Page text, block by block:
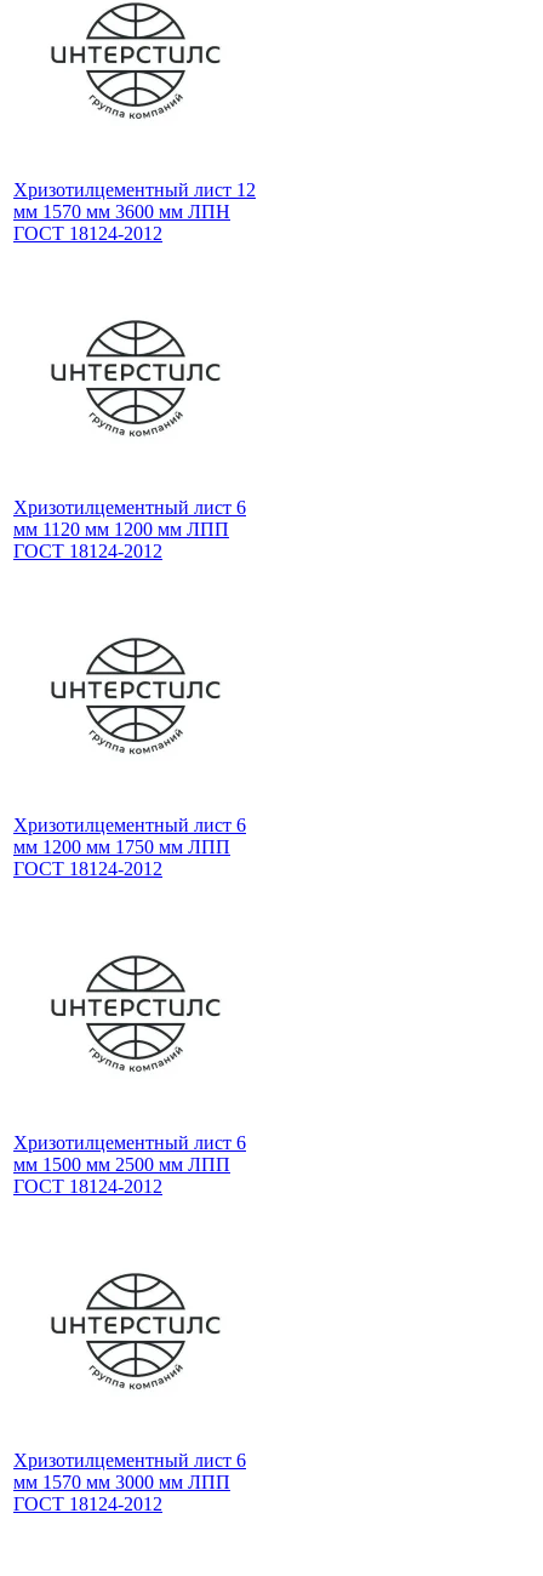
Хризотилцементный лист 12
мм 1570 мм 3600 мм ЛПН
ГОСТ 18124-2012
Хризотилцементный лист 6
мм 1120 мм 1200 мм ЛПП
ГОСТ 18124-2012
Хризотилцементный лист 6
мм 1200 мм 1750 мм ЛПП
ГОСТ 18124-2012
Хризотилцементный лист 6
мм 1500 мм 2500 мм ЛПП
ГОСТ 18124-2012
Хризотилцементный лист 6
мм 1570 мм 3000 мм ЛПП
ГОСТ 18124-2012